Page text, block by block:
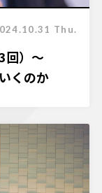
Thu.
回）～
くのか